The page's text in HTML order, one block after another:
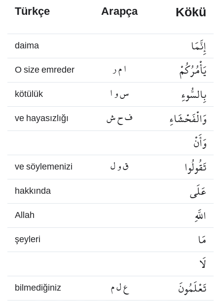
Türkçe Arapça Kökü
daima إِنَّمَا
O size emreder ا م ر يَأْمُرُكُمْ
kötülük س و ا بِالسُّوءِ
ve hayasızlığı ف ح ش
وَالْفَحْشَاءِ
وَأَنْ
ve söylemenizi ق و ل تَقُولُوا
hakkında عَلَى
Allah اللَّهِ
şeyleri
مَا
لَا
bilmediğiniz ع ل م تَعْلَمُونَ